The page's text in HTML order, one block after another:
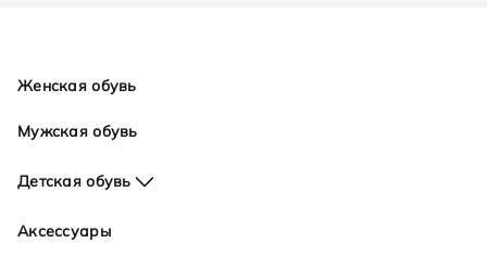
Женская обувь
Мужская обувь
Детская обувь
Для девочек
Для мальчиков
Аксессуары